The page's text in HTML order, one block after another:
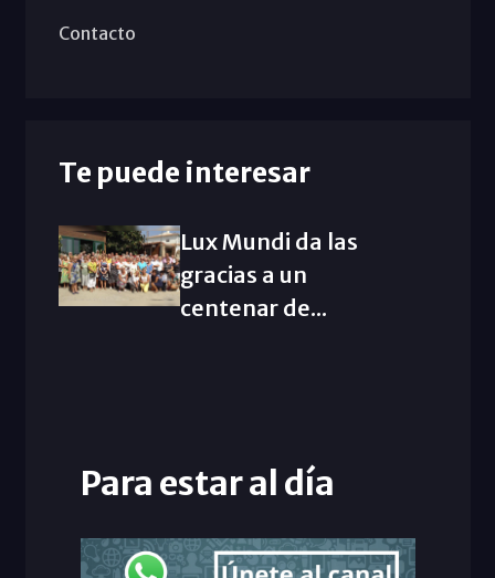
Contacto
Te puede interesar
Lux Mundi da las
gracias a un
centenar de...
Para estar al día